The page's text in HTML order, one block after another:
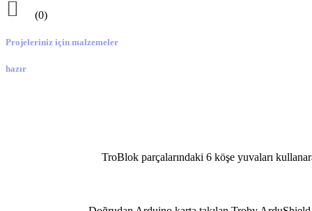
 (0)
Projeleriniz için malzemeler
hazır
TroBlok parçalarındaki 6 köşe yuvaları